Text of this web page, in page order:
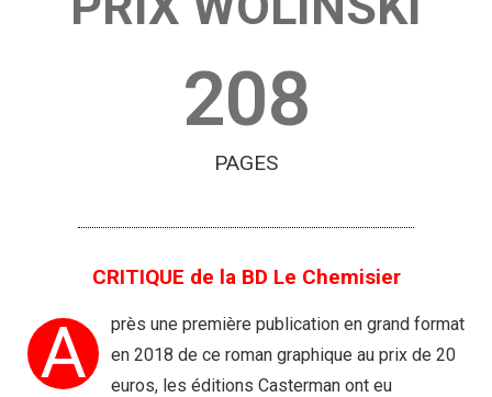
208
PAGES
CRITIQUE de la BD Le Chemisier
A
près une première publication en grand format
en 2018 de ce roman graphique au prix de 20
euros, les éditions Casterman ont eu